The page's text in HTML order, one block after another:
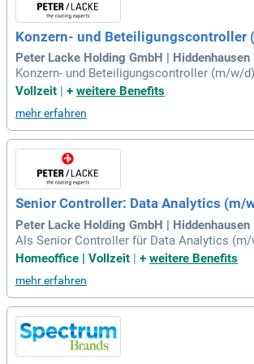
bnisse, leitest Verbesserungsansätze ab
ovative Projekte. Werde Teil eines
gestalte die Digitalisierung in
ktiv mit!
Konzern- und Beteiligungscontroller
Peter Lacke Holding GmbH | Hiddenhausen
Konzern- und Beteiligungscontroller (m/w/
fmännischer Sparringspartner für die
en kaufmännischen Fragestellungen;
n, Kommentierungen
Vollzeit
+ weitere Benefits
mehr erfahren
Senior Controller: Data Analytics (m/
Peter Lacke Holding GmbH | Hiddenhausen
Als Senior Controller für Data Analytics (m/
n Sie eine zentrale Rolle in der IT-
vern sowie die Optimierung von Netzwerk-
sungen. Sie unterstützen weltweit über 10
gen zur nachhaltigen Digitalisierung bei.
e gewährleisten Sie die Einhaltung von
und optimieren Prozesse kontinuierlich.
antwortlich für die Erfassung und Behebung
Homeoffice | Vollzeit | + weitere Benefits
mehr erfahren